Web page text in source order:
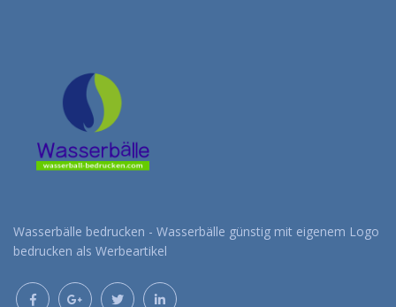
Wasserbälle bedrucken - Wasserbälle günstig mit eigenem Logo
bedrucken als Werbeartikel